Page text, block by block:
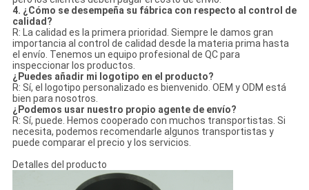
4. ¿Cómo se desempeña su fábrica con respecto al control de
calidad?
R: La calidad es la primera prioridad. Siempre le damos gran
importancia al control de calidad desde la materia prima hasta
el envío. Tenemos un equipo profesional de QC para
inspeccionar los productos.
¿Puedes añadir mi logotipo en el producto?
R: Sí, el logotipo personalizado es bienvenido. OEM y ODM está
bien para nosotros.
¿Podemos usar nuestro propio agente de envío?
R: Sí, puede. Hemos cooperado con muchos transportistas. Si
necesita, podemos recomendarle algunos transportistas y
puede comparar el precio y los servicios.
Detalles del producto